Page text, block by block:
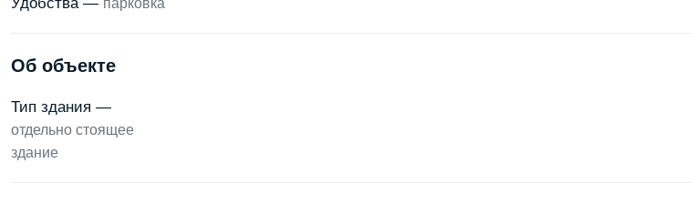
парковка
Об объекте
Тип здания —
отдельно стоящее
здание